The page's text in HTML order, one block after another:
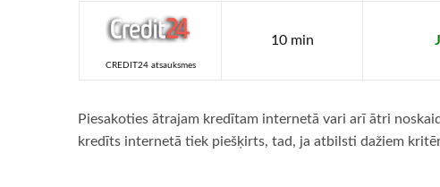
CREDIT24 atsauksmes
10 min
Piesakoties ātrajam kredītam internetā vari arī ātri
kredīts internetā tiek piešķirts, tad, ja atbilsti dažiem